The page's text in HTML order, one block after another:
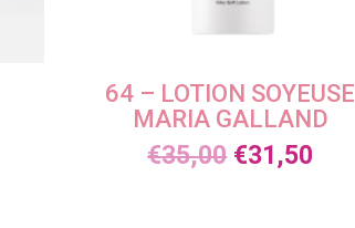
64 – LOTION SOYEUSE
MARIA GALLAND
€35,00 €31,50